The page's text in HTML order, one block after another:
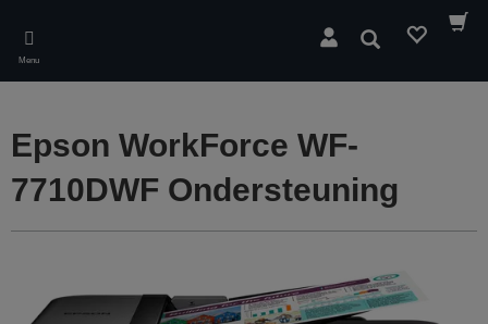
main
content
Menu
Zoeken
Epson WorkForce WF-
7710DWF Ondersteuning